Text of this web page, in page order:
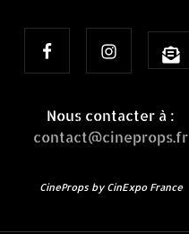
Nous contacter à :
contact@cineprops.fr
CineProps by CinExpo France